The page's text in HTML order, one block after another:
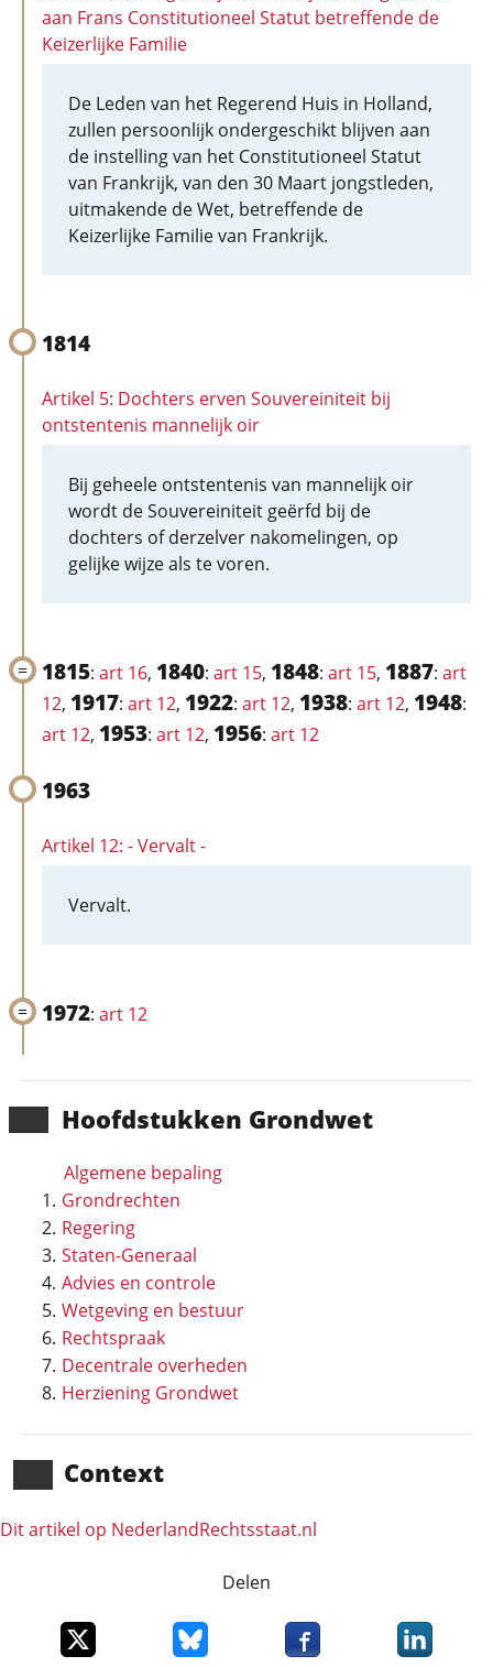
Hoofd­stukken Grondwet
Algemene bepaling
Grondrechten
Regering
Staten-Generaal
Advies en controle
Wetgeving en bestuur
Rechtspraak
Decentrale overheden
Herziening Grondwet
Context
Dit artikel op NederlandRechts­staat.nl
aan Frans Constitutioneel Statut betreffende de
Keizerlijke Familie
De Leden van het Regerend Huis in Holland,
zullen persoonlijk ondergeschikt blijven aan
de instelling van het Constitutioneel Statut
van Frankrijk, van den 30 Maart jongstleden,
uitmakende de Wet, betreffende de
Keizerlijke Familie van Frankrijk.
1814
Artikel 5: Dochters erven Souvereiniteit bij
ontstentenis mannelijk oir
Bij geheele ontstentenis van mannelijk oir
wordt de Souvereiniteit geërfd bij de
dochters of derzelver nakomelingen, op
gelijke wijze als te voren.
1815: art 16, 1840: art 15, 1848: art 15, 1887: art
12, 1917: art 12, 1922: art 12, 1938: art 12, 1948:
art 12, 1953: art 12, 1956: art 12
1963
Artikel 12: - Vervalt -
Vervalt.
1972: art 12
Delen
Deel dit item op XDeel dit item op Bluesky
Deel dit item opDeel dit